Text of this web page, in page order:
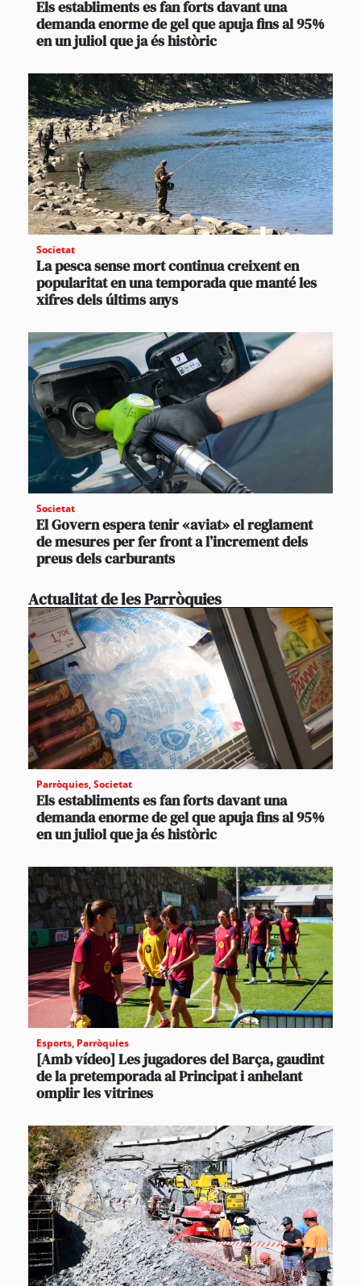
Els establiments es fan forts davant una
demanda enorme de gel que apuja fins al 95%
en un juliol que ja és històric
Societat
La pesca sense mort continua creixent en
popularitat en una temporada que manté les
xifres dels últims anys
Societat
El Govern espera tenir «aviat» el reglament
de mesures per fer front a l’increment dels
preus dels carburants
Actualitat de les Parròquies
Parròquies,Societat
Els establiments es fan forts davant una
demanda enorme de gel que apuja fins al 95%
en un juliol que ja és històric
Esports, Parròquies
[Amb vídeo] Les jugadores del Barça, gaudint
de la pretemporada al Principat i anhelant
omplir les vitrines